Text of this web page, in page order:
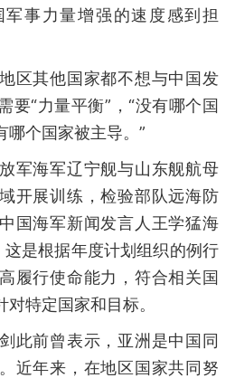
事力量增强的速度感到担
区其他国家都不想与中国发
要“力量平衡”，“没有哪个国
哪个国家被主导。”
军海军辽宁舰与山东舰航母
开展训练，检验部队远海防
国海军新闻发言人王学猛海
是根据年度计划组织的例行
履行使命能力，符合相关国
特定国家和目标。
此前曾表示，亚洲是中国同
近年来，在地区国家共同努